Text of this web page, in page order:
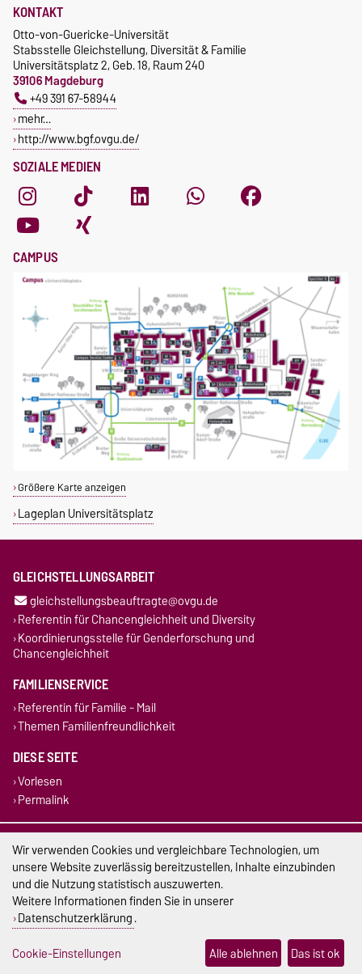
SOZIALE MEDIEN
KONTAKT
Otto-von-Guericke-Universität
Stabsstelle Gleichstellung, Diversität & Familie
Universitätsplatz 2, Geb. 18, Raum 240
39106 Magdeburg
+49 391 67-58944
mehr…
http://www.bgf.ovgu.de/
CAMPUS
Größere Karte anzeigen
Lageplan Universitätsplatz
GLEICHSTELLUNGSARBEIT
gleichstellungsbeauftragte@ovgu.de
Referentin für Chancengleichheit und Diversity
Koordinierungsstelle für Genderforschung und
Chancengleichheit
FAMILIENSERVICE
Referentin für Familie - Mail
Themen Familienfreundlichkeit
DIESE SEITE
Vorlesen
Permalink
Impressum
Datenschutz
Barrierefreiheit
Cookie-Einstellungen
Wir verwenden Cookies und vergleichbare Technologien, um
unsere Website zuverlässig bereitzustellen, Inhalte einzubinden
und die Nutzung statistisch auszuwerten.
Weitere Informationen finden Sie in unserer
Datenschutzerklärung.
Cookie-Einstellungen
Alle ablehnen Das ist ok